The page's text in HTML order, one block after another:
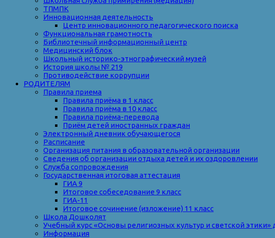
ТПМПК
Инновационная деятельность
Центр инновационного педагогического поиска
Функциональная грамотность
Библиотечный информационный центр
Медицинский блок
Школьный историко-этнографический музей
История школы № 219
Противодействие коррупции
РОДИТЕЛЯМ
Правила приема
Правила приёма в 1 класс
Правила приёма в 10 класс
Правила приёма-перевода
Приём детей иностранных граждан
Электронный дневник обучающегося
Расписание
Организация питания в образовательной организации
Сведения об организации отдыха детей и их оздоровлении
Служба сопровождения
Государственная итоговая аттестация
ГИА 9
Итоговое собеседование 9 класс
ГИА-11
Итоговое сочинение (изложение) 11 класс
Школа Дошколят
Учебный курс «Основы религиозных культур и светской этики»
Информация